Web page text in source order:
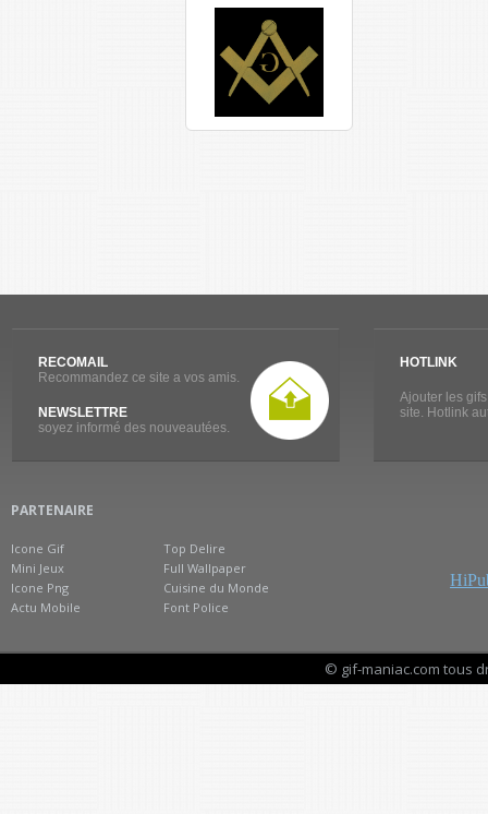
RECOMAIL
Recommandez ce site a vos amis.
NEWSLETTRE
soyez informé des nouveautées.
HOTLINK
Ajouter les
site. Hotlink
PARTENAIRE
Icone Gif
Mini Jeux
Icone Png
Actu Mobile
Top Delire
Full Wallpaper
Cuisine du Monde
Font Police
© gif-maniac.com tous